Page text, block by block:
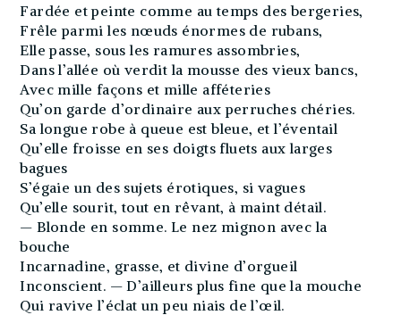
Fardée et peinte comme au temps des bergeries,
Frêle parmi les nœuds énormes de rubans,
Elle passe, sous les ramures assombries,
Dans l’allée où verdit la mousse des vieux bancs,
Avec mille façons et mille afféteries
Qu’on garde d’ordinaire aux perruches chéries.
Sa longue robe à queue est bleue, et l’éventail
Qu’elle froisse en ses doigts fluets aux larges
bagues
S’égaie un des sujets érotiques, si vagues
Qu’elle sourit, tout en rêvant, à maint détail.
— Blonde en somme. Le nez mignon avec la
bouche
Incarnadine, grasse, et divine d’orgueil
Inconscient. — D’ailleurs plus fine que la mouche
Qui ravive l’éclat un peu niais de l’œil.